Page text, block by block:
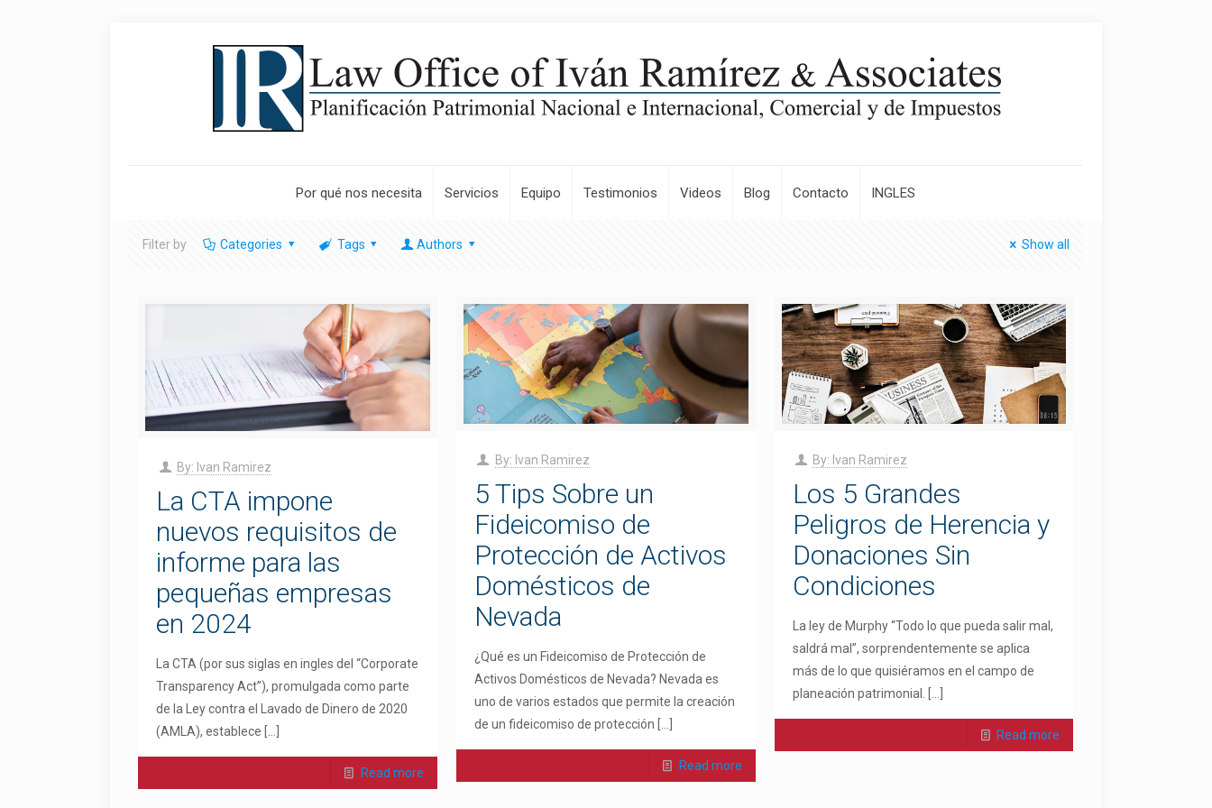
Por qué nos necesita Servicios Equipo Testimonios Videos Blog Contacto INGLES
Filter by Categories Tags Authors Show all
By: Ivan Ramirez
La CTA impone
nuevos requisitos de
informe para las
pequeñas empresas
en 2024
La CTA (por sus siglas en ingles del “Corporate
Transparency Act”), promulgada como parte
de la Ley contra el Lavado de Dinero de 2020
(AMLA), establece
Read more
By: Ivan Ramirez
5 Tips Sobre un
Fideicomiso de
Protección de Activos
Domésticos de
Nevada
¿Qué es un Fideicomiso de Protección de
Activos Domésticos de Nevada? Nevada es
uno de varios estados que permite la creación
de un fideicomiso de protección
Read more
By: Ivan Ramirez
Los 5 Grandes
Peligros de Herencia y
Donaciones Sin
Condiciones
La ley de Murphy “Todo lo que pueda salir mal,
saldrá mal”, sorprendentemente se aplica
más de lo que quisiéramos en el campo de
planeación patrimonial.
Read more